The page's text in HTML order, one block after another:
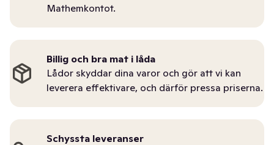
Mathemkontot.
Billig och bra mat i låda
Lådor skyddar dina varor och gör att vi kan
leverera effektivare, och därför pressa priserna.
Schyssta leveranser